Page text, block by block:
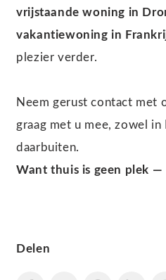
vrijstaande woning in
vakantiewoning in
plezier verder.
Neem gerust contact met
graag met u mee, zowel in
daarbuiten.
Want thuis is geen plek —
Delen